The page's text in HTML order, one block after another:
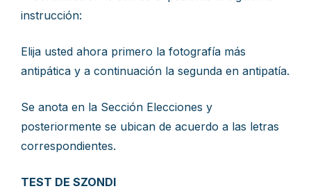
instrucción:
Elija usted ahora primero la fotografía más
antipática y a continuación la segunda en antipatía.
Se anota en la Sección Elecciones y
posteriormente se ubican de acuerdo a las letras
correspondientes.
TEST DE SZONDI